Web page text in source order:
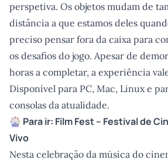
perspetiva. Os objetos mudam de
distância a que estamos deles
preciso pensar fora da caixa para
os desafios do jogo. Apesar de
horas a completar, a experiência
Disponível para PC, Mac, Linux e
consolas da atualidade.
🎡 Para ir: Film Fest – Festival de
Vivo
Nesta celebração da música do